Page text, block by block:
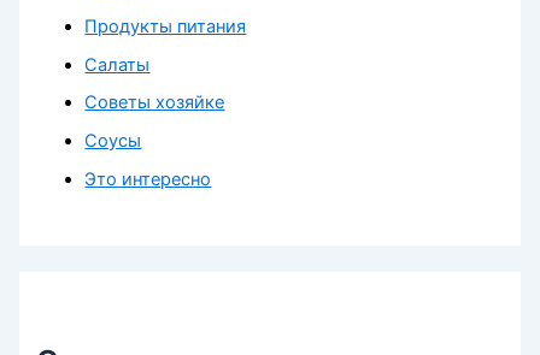
Продукты питания
Салаты
Советы хозяйке
Соусы
Это интересно